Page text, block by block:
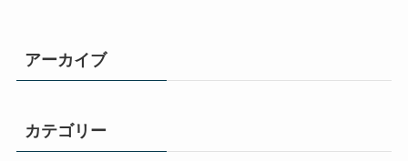
アーカイブ
カテゴリー